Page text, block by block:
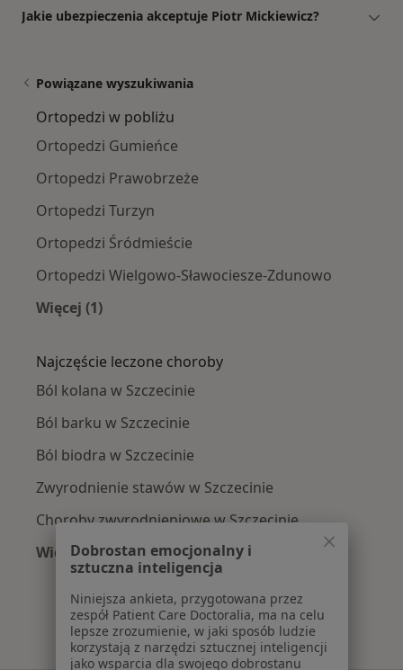
Jakie ubezpieczenia akceptuje Piotr Mickiewicz?
Powiązane wyszukiwania
Ortopedzi w pobliżu
Ortopedzi Gumieńce
Ortopedzi Prawobrzeże
Ortopedzi Turzyn
Ortopedzi Śródmieście
Ortopedzi Wielgowo-Sławociesze-Zdunowo
Więcej (1)
Najczęście leczone choroby
Ból kolana w Szczecinie
Ból barku w Szczecinie
Ból biodra w Szczecinie
Zwyrodnienie stawów w Szczecinie
Choroby zwyrodnieniowe w Szczecinie
Więcej (15)
Więcej w kategorii: Najczęście leczone
Dobrostan emocjonalny i
sztuczna inteligencja
Niniejsza ankieta, przygotowana przez
zespół Patient Care Doctoralia, ma na celu
lepsze zrozumienie, w jaki sposób ludzie
korzystają z narzędzi sztucznej inteligencji
jako wsparcia dla swojego dobrostanu